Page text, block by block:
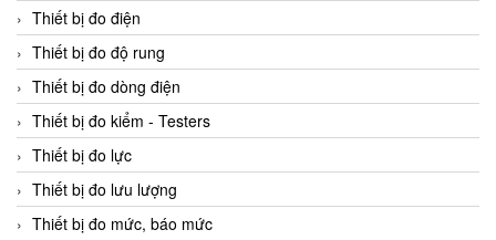
Thiết bị đo điện
Thiết bị đo độ rung
Thiết bị đo dòng điện
Thiết bị đo kiểm - Testers
Thiết bị đo lực
Thiết bị đo lưu lượng
Thiết bị đo mức, báo mức